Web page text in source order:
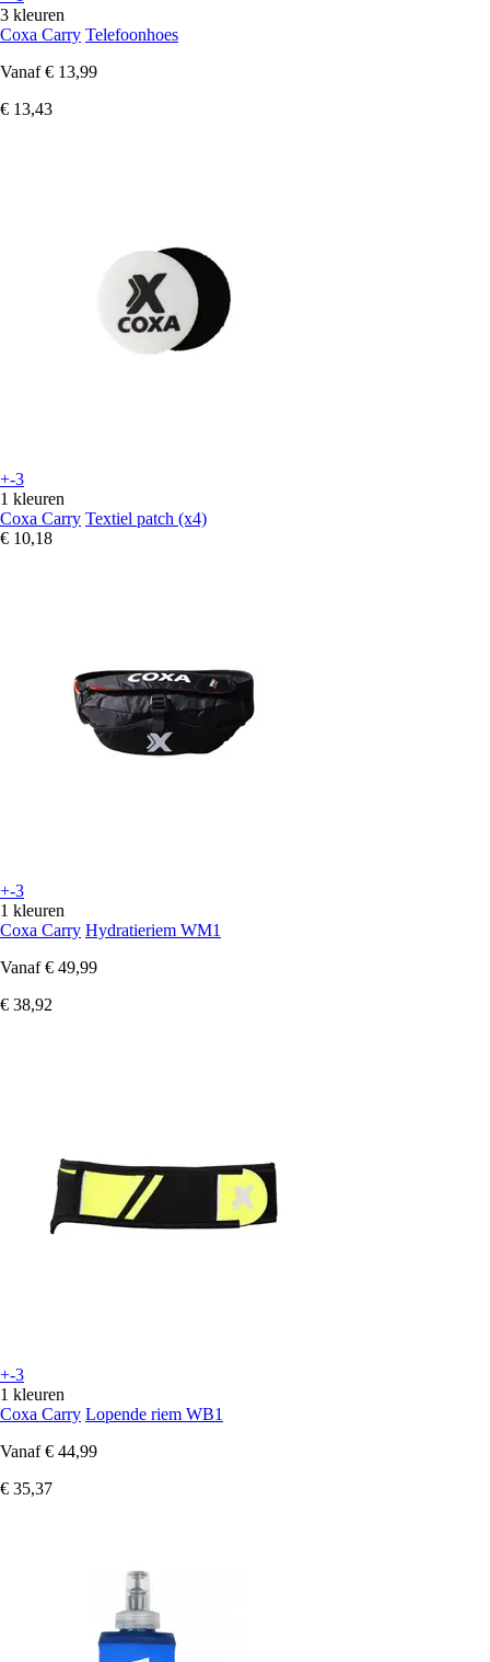
3 kleuren
Coxa Carry Telefoonhoes
Vanaf € 13,99
€ 13,43
+-3
1 kleuren
Coxa Carry Textiel patch (x4)
€ 10,18
+-3
1 kleuren
Coxa Carry Hydratieriem WM1
Vanaf € 49,99
€ 38,92
+-3
1 kleuren
Coxa Carry Lopende riem WB1
Vanaf € 44,99
€ 35,37